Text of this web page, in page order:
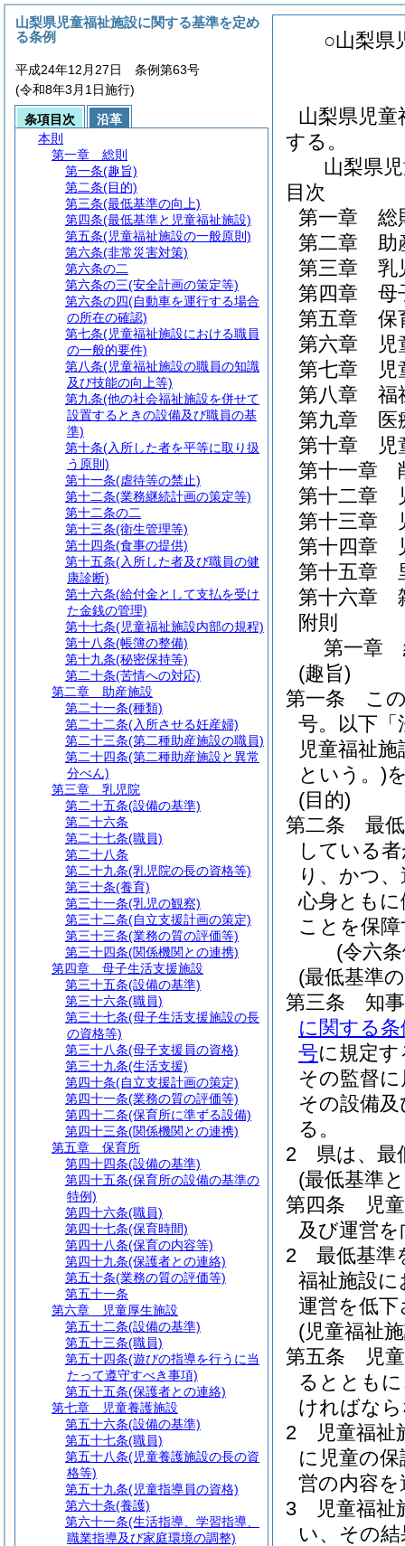
○山梨県
山梨県児
する。
山梨県
目次
第一章
総
第二章
助
第三章
乳
第四章
母
第五章
保
第六章
児
第七章
児
第八章
福
第九章
医
第十章
第十一章
第十二章
第十三章
第十四章
第十五章
第十六章
附則
第一章
(趣旨)
第一条
こ
号。以下「
児童福祉
という。)
(目的)
第二条
最
している
り、かつ
心身とも
ことを保
(令六
(最低基準
第三条
知
に関する条
号に規定
その監督
その設備
る。
2
県は、最
(最低基準
第四条
児
及び運営
2
最低基準
福祉施設
運営を低
(児童福祉
第五条
児
るととも
ければな
2
児童福
に児童の
営の内容
3
児童福
い、その
山梨県児童福祉施設に関する基準を定め
る条例
平成24年12月27日 条例第63号
(令和8年3月1日施行)
条項目次
沿革
本則
第一章
総則
第一条(趣旨)
第二条(目的)
第三条(最低基準の向上)
第四条(最低基準と児童福祉施設)
第五条(児童福祉施設の一般原則)
第六条(非常災害対策)
第六条の二
第六条の三(安全計画の策定等)
第六条の四(自動車を運行する場合
の所在の確認)
第七条(児童福祉施設における職員
の一般的要件)
第八条(児童福祉施設の職員の知識
及び技能の向上等)
第九条(他の社会福祉施設を併せて
設置するときの設備及び職員の基
準)
第十条(入所した者を平等に取り扱
う原則)
第十一条(虐待等の禁止)
第十二条(業務継続計画の策定等)
第十二条の二
第十三条(衛生管理等)
第十四条(食事の提供)
第十五条(入所した者及び職員の健
康診断)
第十六条(給付金として支払を受け
た金銭の管理)
第十七条(児童福祉施設内部の規程)
第十八条(帳簿の整備)
第十九条(秘密保持等)
第二十条(苦情への対応)
第二章
助産施設
第二十一条(種類)
第二十二条(入所させる妊産婦)
第二十三条(第二種助産施設の職員)
第二十四条(第二種助産施設と異常
分べん)
第三章
乳児院
第二十五条(設備の基準)
第二十六条
第二十七条(職員)
第二十八条
第二十九条(乳児院の長の資格等)
第三十条(養育)
第三十一条(乳児の観察)
第三十二条(自立支援計画の策定)
第三十三条(業務の質の評価等)
第三十四条(関係機関との連携)
第四章
母子生活支援施設
第三十五条(設備の基準)
第三十六条(職員)
第三十七条(母子生活支援施設の長
の資格等)
第三十八条(母子支援員の資格)
第三十九条(生活支援)
第四十条(自立支援計画の策定)
第四十一条(業務の質の評価等)
第四十二条(保育所に準ずる設備)
第四十三条(関係機関との連携)
第五章
保育所
第四十四条(設備の基準)
第四十五条(保育所の設備の基準の
特例)
第四十六条(職員)
第四十七条(保育時間)
第四十八条(保育の内容等)
第四十九条(保護者との連絡)
第五十条(業務の質の評価等)
第五十一条
第六章
児童厚生施設
第五十二条(設備の基準)
第五十三条(職員)
第五十四条(遊びの指導を行うに当
たって遵守すべき事項)
第五十五条(保護者との連絡)
第七章
児童養護施設
第五十六条(設備の基準)
第五十七条(職員)
第五十八条(児童養護施設の長の資
格等)
第五十九条(児童指導員の資格)
第六十条(養護)
第六十一条(生活指導、学習指導、
職業指導及び家庭環境の調整)